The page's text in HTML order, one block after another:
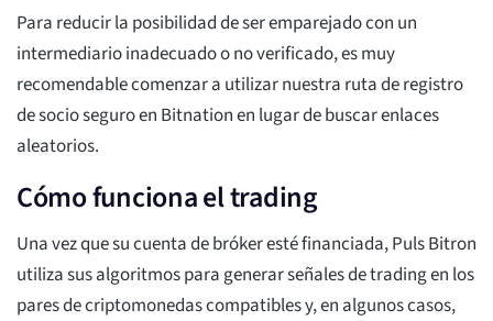
Para reducir la posibilidad de ser emparejado con un
intermediario inadecuado o no verificado, es muy
recomendable comenzar a utilizar nuestra ruta de registro
de socio seguro en Bitnation en lugar de buscar enlaces
aleatorios.
Cómo funciona el trading
Una vez que su cuenta de bróker esté financiada, Puls Bitron
utiliza sus algoritmos para generar señales de trading en los
pares de criptomonedas compatibles y, en algunos casos,